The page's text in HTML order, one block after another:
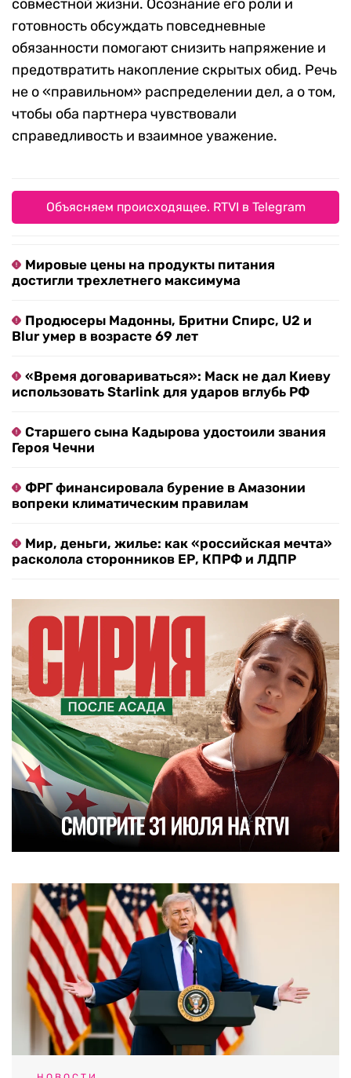
совместной жизни. Осознание его роли и
готовность обсуждать повседневные
обязанности помогают снизить напряжение и
предотвратить накопление скрытых обид. Речь
не о «правильном» распределении дел, а о том,
чтобы оба партнера чувствовали
справедливость и взаимное уважение.
Объясняем происходящее. RTVI в Telegram
Мировые цены на продукты питания
достигли трехлетнего максимума
Продюсеры Мадонны, Бритни Спирс, U2 и
Blur умер в возрасте 69 лет
«Время договариваться»: Маск не дал Киеву
использовать Starlink для ударов вглубь РФ
Старшего сына Кадырова удостоили звания
Героя Чечни
ФРГ финансировала бурение в Амазонии
вопреки климатическим правилам
Мир, деньги, жилье: как «российская мечта»
расколола сторонников ЕР, КПРФ и ЛДПР